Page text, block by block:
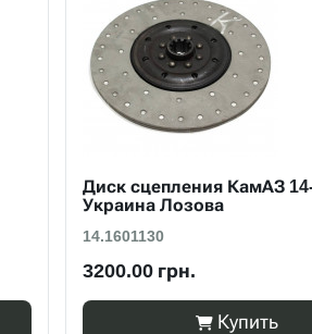
Диск сцепления КамАЗ
Украина Лозова
14.1601130
3200.00 грн.
Купить